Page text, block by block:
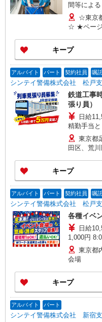
間等による 【収入例（夕方以降短時間）】 （月収
例）
務、皆勤
1,290,640
65,000円×年2回 【収入例（早朝
収例）
務、皆勤
968,560円
65,000円×
☆東京
☆ ★ページ
区・新宿
川区・文京
べて駅か
キープ
アルバイト パート 契約社員 嘱託
シンテイ警備株式会社 松戸
鉄道工事
張り員）
日給
精勤手当と
MAX日収
上勤務で
円 （列車見
はMAX日
以上勤務で
1,000円 （
入社祝い金
円 30回勤
わせて8万
東京都
田区、荒
キープ
アルバイト パート 契約社員 嘱託
シンテイ警備株式会社 松戸
各種イベ
日給
1,000円
20:00〜翌
10,000円
支給 入社祝い金5万円支給 研修終了後 15回勤務で
2万円 30
と合わせて8万円支給
切ありませ
東京都
会場
キープ
アルバイト パート
シンテイ警備株式会社 新宿